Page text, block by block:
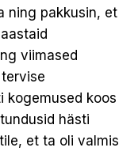
ning pakkusin, et
viimased
kogemused koos
hästi
et ta oli valmis